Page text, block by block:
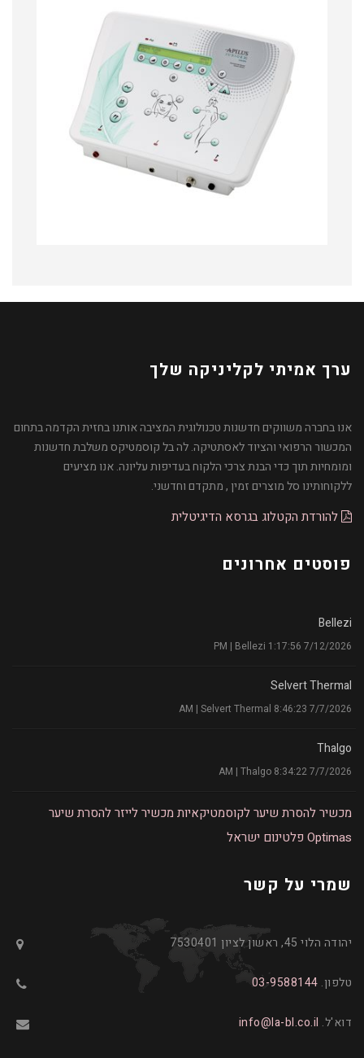
ערך אמיתי לקליניקה שלך
אנו בחברה משווקים חדשנות טכנולוגית המציבה אותנו בחזית הקדמה בתחום
המכשור הרפואי והציוד לאסתטיקה. לה בל קוסמטיקס משלבת חדשנות
ומומחיות תוך כדי הבנת צרכי הלקוח בעדיפות עליונה. אנו מציעים
ללקוחותינו סל מוצרים זמין , מתקדם וחדשני.
להורדת הקטלוג בגרסא הדיגיטלית
פוסטים אחרונים
Bellezi
7/12/2026 1:17:56 PM | Bellezi
Selvert Thermal
7/7/2026 8:46:23 AM | Selvert Thermal
Thalgo
7/7/2026 8:34:22 AM | Thalgo
מכשיר להסרת שיער לקוסמטיקאיות מכשיר לייזר להסרת שיער
Optimas פלטינום ישראל
שמרי על קשר
יהודה הלוי 45, ראשון לציון 7530401
טלפון. 03-9588144
דוא'ל. info@la-bl.co.il